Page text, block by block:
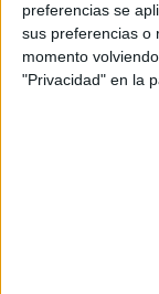
preferencias se
sus preferencias o
momento
"Privacidad" en la
El abono,
El club ha